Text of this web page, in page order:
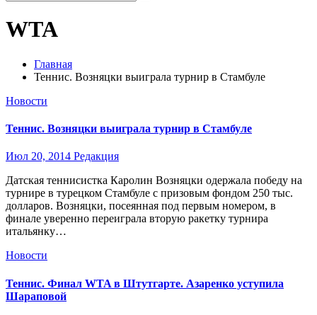
WTA
Главная
Теннис. Возняцки выиграла турнир в Стамбуле
Новости
Теннис. Возняцки выиграла турнир в Стамбуле
Июл 20, 2014 Редакция
Датская теннисистка Каролин Возняцки одержала победу на
турнире в турецком Стамбуле с призовым фондом 250 тыс.
долларов. Возняцки, посеянная под первым номером, в
финале уверенно переиграла вторую ракетку турнира
итальянку…
Новости
Теннис. Финал WTA в Штутгарте. Азаренко уступила
Шараповой